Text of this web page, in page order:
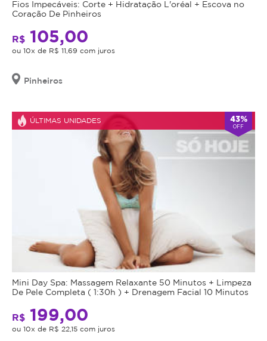
o
valor
adquirido
será
utilização
em
comprado
possui
de
validade,
que
é
Fios Impecáveis: Corte + Hidratação L'oréal + Escova no
Coração De Pinheiros
R$ 105,00
ou 10x de R$ 11,69 com juros
Pinheiros
ÚLTIMAS UNIDADES 43%
OFF
Mini Day Spa: Massagem Relaxante 50 Minutos + Limpeza
De Pele Completa ( 1:30h ) + Drenagem Facial 10 Minutos
R$ 199,00
ou 10x de R$ 22,15 com juros